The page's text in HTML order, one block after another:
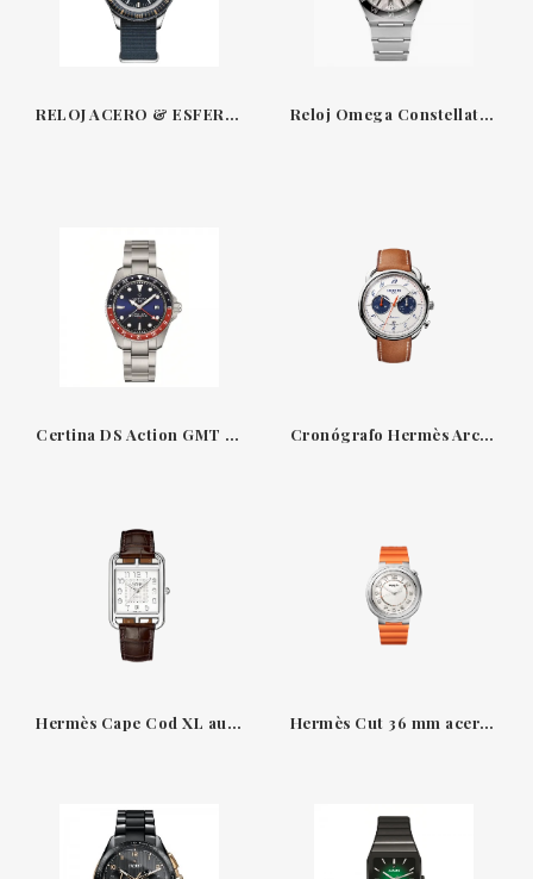
RELOJ ACERO & ESFERA AZUL DS PH200M CERTINA Reloj Omega Constellation Meteorite 41mm en Acero
Certina DS Action GMT Powermatic 80 Cronógrafo Hermès Arceau 42 mm en acero, Barenia
Hermès Cape Cod XL automático H1912 alligator habana Hermès Cut 36 mm acero esfera opalina caucho naranja